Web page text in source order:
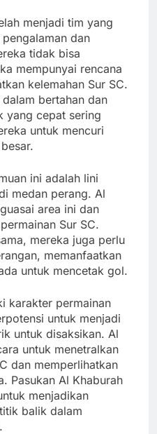
menjadi tim yang
dan
tidak bisa
mempunyai rencana
kelemahan Sur SC.
bertahan dan
yang cepat sering
untuk mencuri
ini adalah lini
medan perang. Al
area ini dan
Sur SC.
mereka juga perlu
memanfaatkan
untuk mencetak gol.
karakter permainan
untuk menjadi
untuk disaksikan. Al
untuk menetralkan
dan memperlihatkan
Pasukan Al Khaburah
menjadikan
balik dalam